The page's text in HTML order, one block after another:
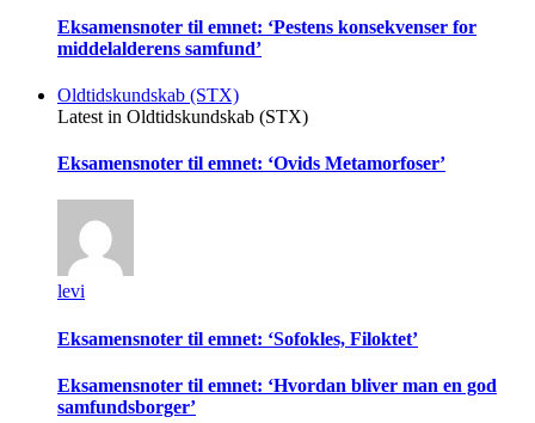
Eksamensnoter til emnet: ‘Pestens konsekvenser for
middelalderens samfund’
Oldtidskundskab (STX)
Latest in Oldtidskundskab (STX)
Eksamensnoter til emnet: ‘Ovids Metamorfoser’
levi
Eksamensnoter til emnet: ‘Sofokles, Filoktet’
Eksamensnoter til emnet: ‘Hvordan bliver man en god
samfundsborger’